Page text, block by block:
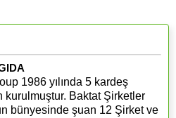
1986 yılında 5 kardeş
kurulmuştur. Baktat Şirketler
bünyesinde şuan 12 Şirket ve